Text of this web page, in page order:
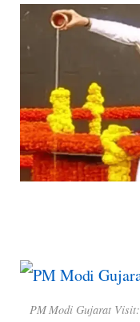
PM Modi Gujarat Visit: